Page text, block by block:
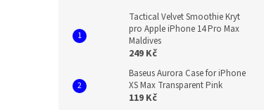
Tactical Velvet Smoothie Kryt
pro Apple iPhone 14 Pro Max
Maldives
249 Kč
Baseus Aurora Case for iPhone
XS Max Transparent Pink
119 Kč